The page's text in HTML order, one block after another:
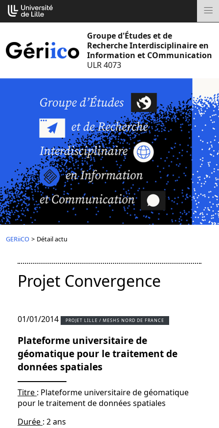
Aller
au
Groupe d'Études et de
Recherche Interdisciplinaire en
Information et COmmunication
ULR 4073
GERiiCO > Détail actu
Projet Convergence
01/01/2014 PROJET LILLE / MESHS NORD DE FRANCE
Plateforme universitaire de
géomatique pour le traitement de
données spatiales
Titre : Plateforme universitaire de géomatique
pour le traitement de données spatiales
Durée : 2 ans
Cookies management panel